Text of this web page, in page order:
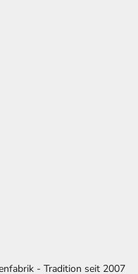
- Tradition seit 2007